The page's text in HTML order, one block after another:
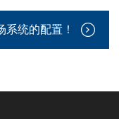
系统的配置！